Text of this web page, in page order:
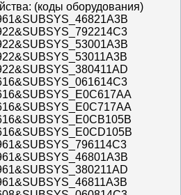
(коды оборудования)